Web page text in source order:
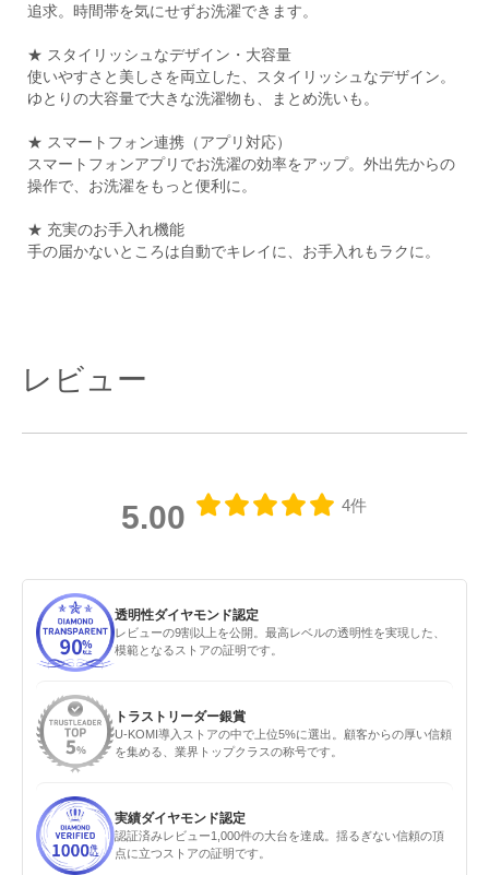
追求。時間帯を気にせずお洗濯できます。
★ スタイリッシュなデザイン・大容量
使いやすさと美しさを両立した、スタイリッシュなデザイン。
ゆとりの大容量で大きな洗濯物も、まとめ洗いも。
★ スマートフォン連携（アプリ対応）
スマートフォンアプリでお洗濯の効率をアップ。外出先からの
操作で、お洗濯をもっと便利に。
★ 充実のお手入れ機能
手の届かないところは自動でキレイに、お手入れもラクに。
レビュー
5.00 4件
透明性ダイヤモンド認定
レビューの9割以上を公開。最高レベルの透明性を実現した、
模範となるストアの証明です。
トラストリーダー銀賞
U-KOMI導入ストアの中で上位5%に選出。顧客からの厚い信頼
を集める、業界トップクラスの称号です。
実績ダイヤモンド認定
認証済みレビュー1,000件の大台を達成。揺るぎない信頼の頂
点に立つストアの証明です。